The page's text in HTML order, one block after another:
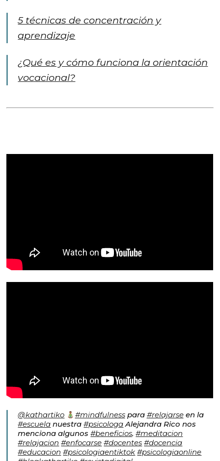
5 técnicas de concentración y
aprendizaje
¿Qué es y cómo funciona la orientación
vocacional?
@kathartiko #mindfulnesspara #relajarseen la
#escuela nuestra#psicologaAlejandra Rico nos
menciona algunos#beneficios.#meditacion
#relajacion #enfocarse #docentes #docencia
#educacion #psicologiaentiktok #psicologiaonline